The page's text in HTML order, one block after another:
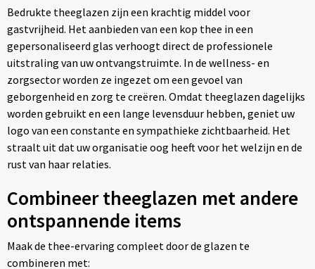
Bedrukte theeglazen zijn een krachtig middel voor
gastvrijheid. Het aanbieden van een kop thee in een
gepersonaliseerd glas verhoogt direct de professionele
uitstraling van uw ontvangstruimte. In de wellness- en
zorgsector worden ze ingezet om een gevoel van
geborgenheid en zorg te creëren. Omdat theeglazen dagelijks
worden gebruikt en een lange levensduur hebben, geniet uw
logo van een constante en sympathieke zichtbaarheid. Het
straalt uit dat uw organisatie oog heeft voor het welzijn en de
rust van haar relaties.
Combineer theeglazen met andere
ontspannende items
Maak de thee-ervaring compleet door de glazen te
combineren met: